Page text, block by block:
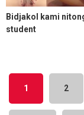
Bidjakol kami
student
1 2